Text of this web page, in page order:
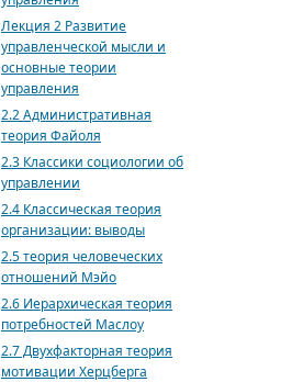
Лекция 2 Развитие
управленческой мысли и
основные теории
управления
2.2 Административная
теория Файоля
2.3 Классики социологии об
управлении
2.4 Классическая теория
организации: выводы
2.5 теория человеческих
отношений Мэйо
2.6 Иерархическая теория
потребностей Маслоу
2.7 Двухфакторная теория
мотивации Херцберга